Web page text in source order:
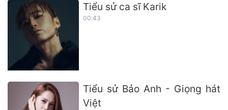
Tiểu sử ca sĩ Karik
00:43
Tiểu sử Bảo Anh - Giọng hát
Việt